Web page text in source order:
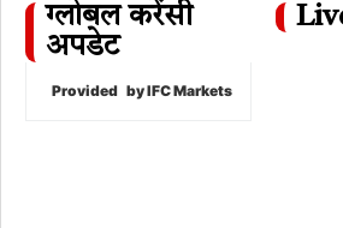
ग्लोबल करेंसी
अपडेट
Provided by IFC Markets